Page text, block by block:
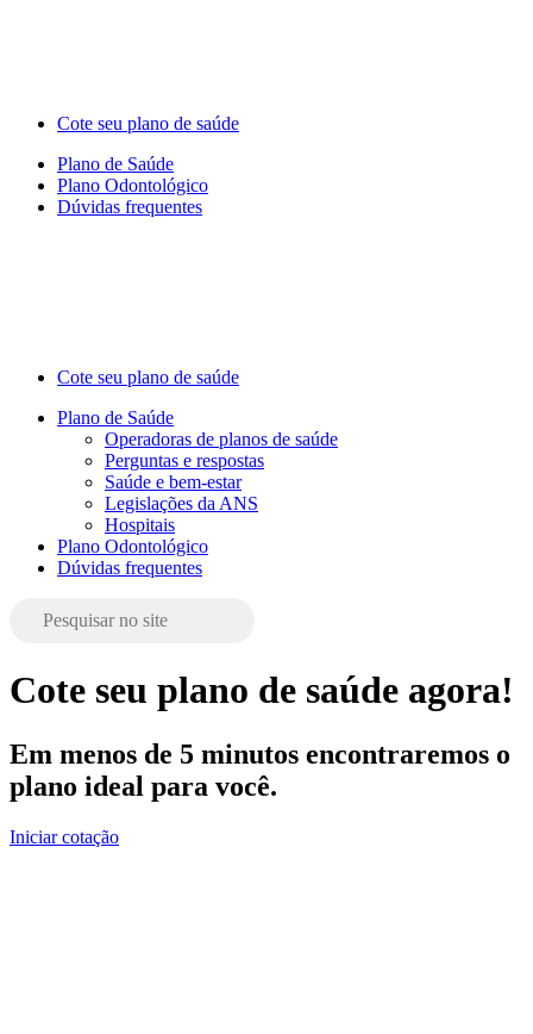
Cote seu plano de saúde
Plano de Saúde
Plano Odontológico
Dúvidas frequentes
Cote seu plano de saúde
Plano de Saúde
Operadoras de planos de saúde
Perguntas e respostas
Saúde e bem-estar
Legislações da ANS
Hospitais
Plano Odontológico
Dúvidas frequentes
Cote seu plano de saúde agora!
Em menos de 5 minutos encontraremos o
plano ideal para você.
Iniciar cotação